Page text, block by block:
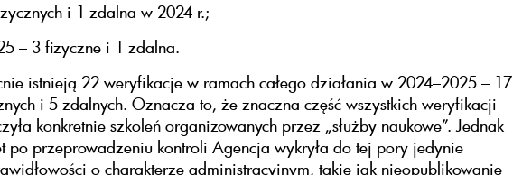
i 1 zdalna w 2024 r.;
– 3 fizyczne i 1 zdalna.
istnieją 22 weryfikacje w ramach całego działania w 2024–2025 – 17
i 5 zdalnych. Oznacza to, że znaczna część wszystkich weryfikacji
konkretnie szkoleń organizowanych przez „służby naukowe”. Jednak
po przeprowadzeniu kontroli Agencja wykryła do tej pory jedynie
o charakterze administracyjnym, takie jak nieopublikowanie